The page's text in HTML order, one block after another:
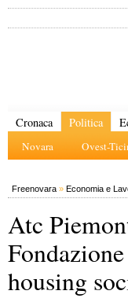
Cronaca Politica
Novara Ovest-
Freenovara » Economia e
Atc
housing